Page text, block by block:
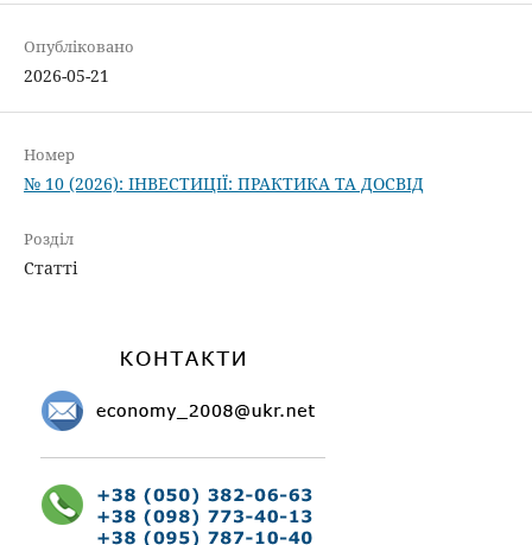
Опубліковано
2026-05-21
Номер
№ 10 (2026): ІНВЕСТИЦІЇ: ПРАКТИКА ТА ДОСВІД
Розділ
Статті